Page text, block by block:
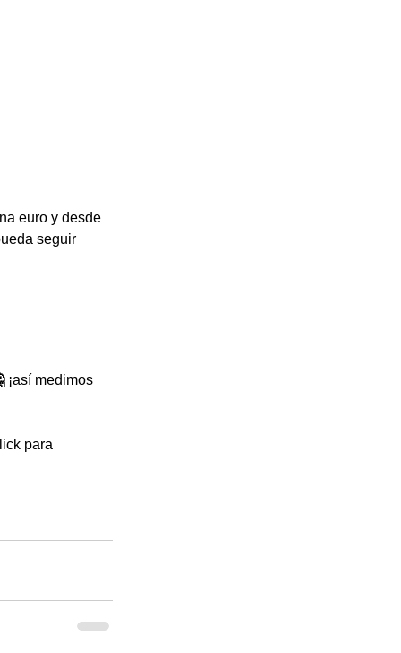
euro y desde
seguir
¡así medimos
para